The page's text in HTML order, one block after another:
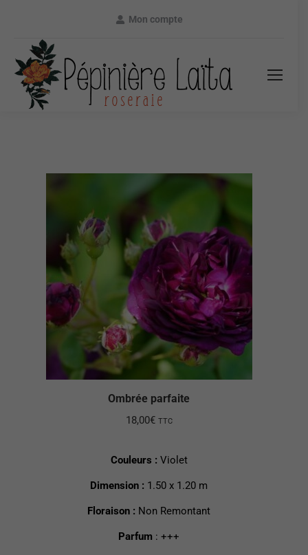
Mon compte
Ombrée parfaite
18,00€ TTC
Couleurs : Violet
Dimension : 1.50 x 1.20 m
Floraison : Non Remontant
Parfum : +++